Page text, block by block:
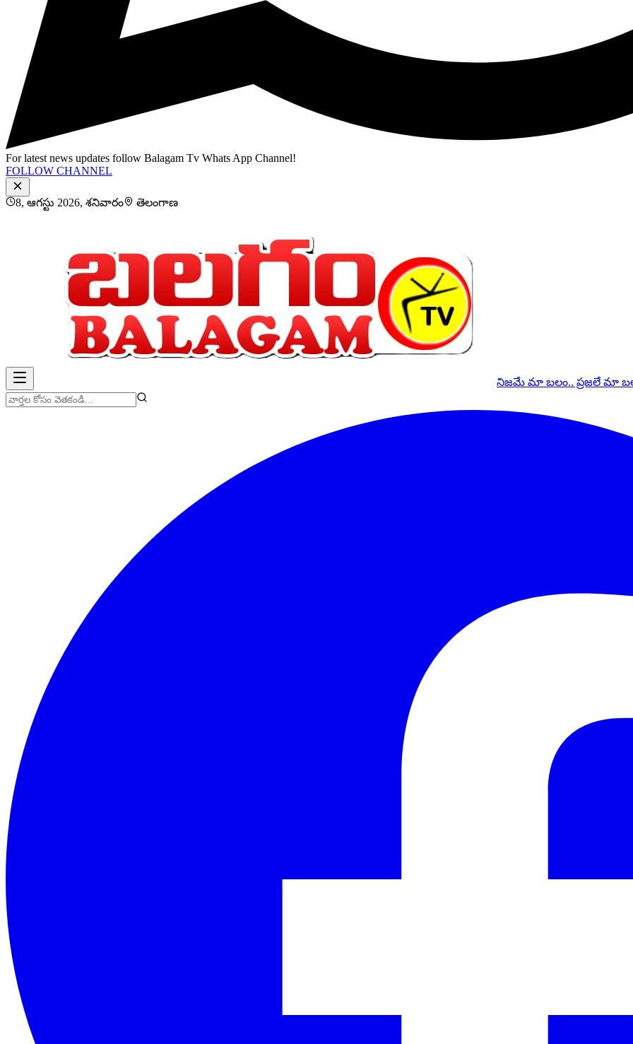
For latest news updates follow Balagam Tv Whats App Channel!
FOLLOW CHANNEL
8, ఆగస్టు 2026, శనివారం తెలంగాణ
నిజమే మా బలం.. ప్రజలే మా